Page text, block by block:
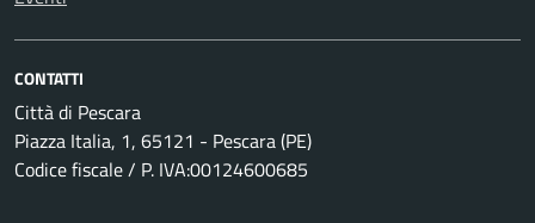
CONTATTI
Città di Pescara
Piazza Italia, 1, 65121 - Pescara (PE)
Codice fiscale / P. IVA:00124600685